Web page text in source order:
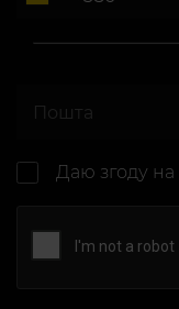
Даю згоду на